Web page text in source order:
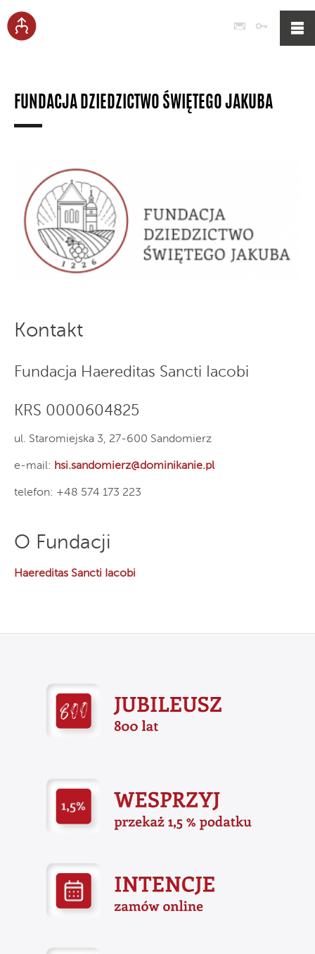
Poczta
FUNDACJA DZIEDZICTWO ŚWIĘTEGO JAKUBA
Kontakt
Fundacja Haereditas Sancti Iacobi
KRS 0000604825
ul. Staromiejska 3, 27-600 Sandomierz
e-mail: hsi.sandomierz@dominikanie.pl
telefon: +48 574 173 223
O Fundacji
Haereditas Sancti Iacobi